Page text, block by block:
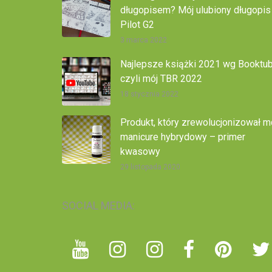
długopisem? Mój ulubiony długopis
Pilot G2
3 marca 2022
Najlepsze książki 2021 wg
czyli mój TBR 2022
18 stycznia 2022
Produkt, który zrewolucjonizował
manicure hybrydowy – primer
kwasowy
29 listopada 2020
SOCIAL MEDIA: